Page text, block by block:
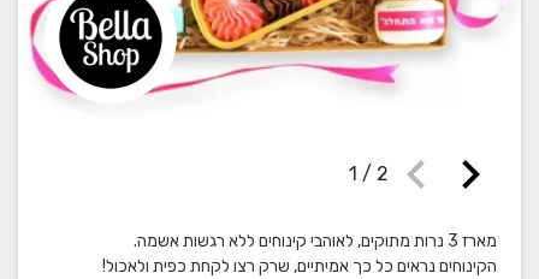
chevron_right
chevron_left
1 / 2
הקינוחים נראים כל כך אמיתיים, שרק רצו לקחת כפית ולאכול!